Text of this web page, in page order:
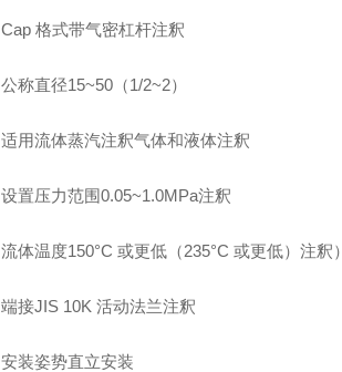
Cap 格式带气密杠杆注釈
公称直径15~50（1/2~2）
适用流体蒸汽注釈气体和液体注釈
设置压力范围0.05~1.0MPa注釈
流体温度150°C 或更低（235°C 或更低）注釈）
端接JIS 10K 活动法兰注釈
安装姿势直立安装